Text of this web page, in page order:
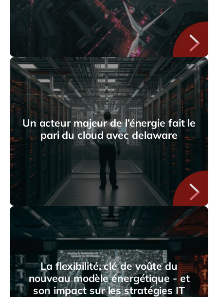
Un acteur majeur de l’énergie fait le
pari du cloud avec delaware
La flexibilité, clé de voûte du
nouveau modèle énergétique - et
son impact sur les stratégies IT